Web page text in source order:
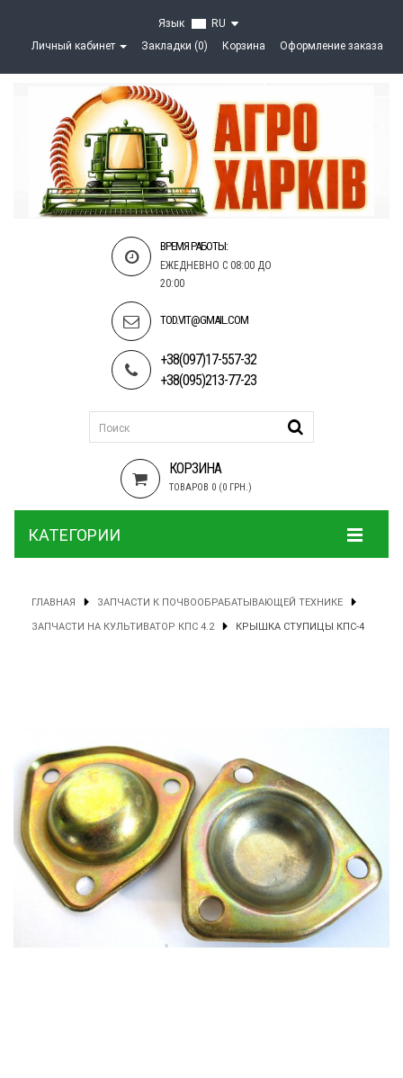
Язык
RU
Личный кабинет
Закладки (0) Корзина Оформление заказа
ВРЕМЯ РАБОТЫ:
ЕЖЕДНЕВНО С 08:00 ДО
20:00
TOD.VIT@GMAIL.COM
+38(097)17-557-32
+38(095)213-77-23
КОРЗИНА
ТОВАРОВ 0 (0 ГРН.)
КАТЕГОРИИ
ГЛАВНАЯ ЗАПЧАСТИ К ПОЧВООБРАБАТЫВАЮЩЕЙ ТЕХНИКЕ
ЗАПЧАСТИ НА КУЛЬТИВАТОР КПС 4.2 КРЫШКА СТУПИЦЫ КПС-4